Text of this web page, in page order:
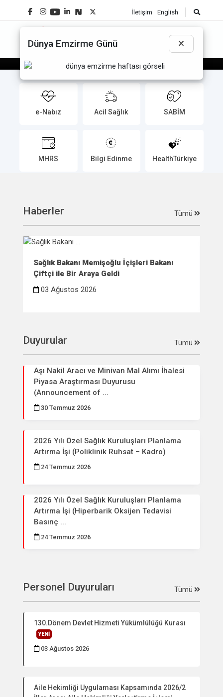
Dünya Emzirme Günü ×
İletişim English
☰
Sağlık Bakanı Memişoğlu Rize Şehir
Hastanesinde İncelemelerde
e-Nabız Acil Sağlık SABİM
MHRS Bilgi Edinme HealthTürkiye
Haberler Tümü
Sağlık Bakanı Memişoğlu İçişleri Bakanı
Çiftçi ile Bir Araya Geldi
03 Ağustos 2026
Duyurular Tümü
Aşı Nakil Aracı ve Minivan Mal Alımı İhalesi
Piyasa Araştırması Duyurusu
(Announcement of ...
30 Temmuz 2026
2026 Yılı Özel Sağlık Kuruluşları Planlama
Artırma İşi (Poliklinik Ruhsat – Kadro)
24 Temmuz 2026
2026 Yılı Özel Sağlık Kuruluşları Planlama
Artırma İşi (Hiperbarik Oksijen Tedavisi
Basınç ...
24 Temmuz 2026
Personel Duyuruları Tümü
130.Dönem Devlet Hizmeti Yükümlülüğü Kurası
YENİ
03 Ağustos 2026
Aile Hekimliği Uygulaması Kapsamında 2026/2